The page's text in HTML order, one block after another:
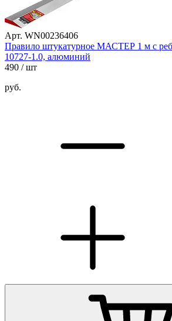
Арт. WN00236406
Правило штукатурное МАСТЕР 1 м с
10727-1.0, алюминий
490 / шт
руб.